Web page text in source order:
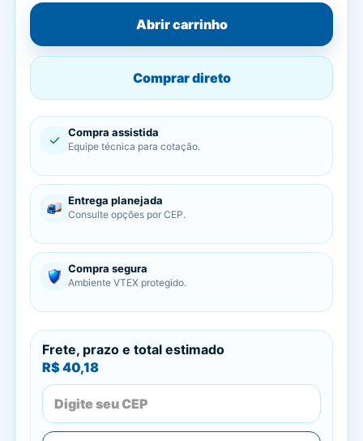
Abrir carrinho
Comprar direto
✓ Compra assistida
Equipe técnica para cotação.
Entrega planejada
Consulte opções por CEP.
Compra segura
Ambiente VTEX protegido.
Frete, prazo e total estimado
R$ 40,18